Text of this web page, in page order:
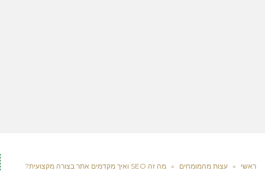
ראשי » עצות מהמומחים » מה זה SEO ואיך מקדמים אתר בצורה מקצועית?